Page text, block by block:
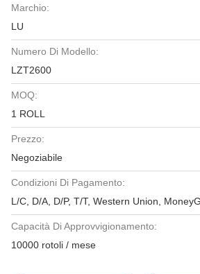
Marchio:
LU
Numero Di Modello:
LZT2600
MOQ:
1 ROLL
Prezzo:
Negoziabile
Condizioni Di Pagamento:
L/C, D/A, D/P, T/T, Western Union,
Capacità Di Approvvigionamento:
10000 rotoli / mese